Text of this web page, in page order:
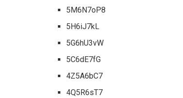
5M6N7oP8
5H6iJ7kL
5G6hU3vW
5C6dE7fG
4Z5A6bC7
4Q5R6sT7